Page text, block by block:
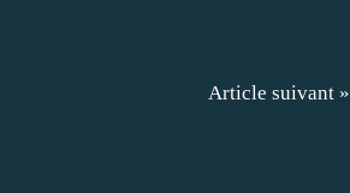
Article suivant »